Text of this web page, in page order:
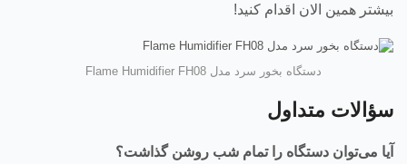
بیشتر همین الان اقدام کنید!
دستگاه بخور سرد مدل Flame Humidifier FH08
سؤالات متداول
آیا می‌توان دستگاه را تمام شب روشن گذاشت؟